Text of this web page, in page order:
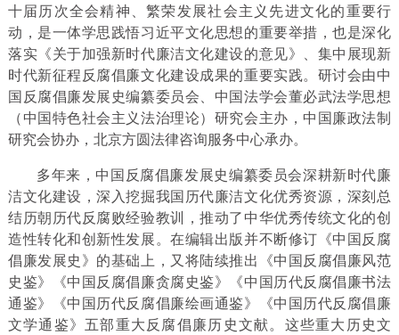
十届历次全会精神、繁荣发展社会主义先进文化的重要行
动，是一体学思践悟习近平文化思想的重要举措，也是深化
落实《关于加强新时代廉洁文化建设的意见》、集中展现新
时代新征程反腐倡廉文化建设成果的重要实践。研讨会由中
国反腐倡廉发展史编纂委员会、中国法学会董必武法学思想
（中国特色社会主义法治理论）研究会主办，中国廉政法制
研究会协办，北京方圆法律咨询服务中心承办。
多年来，中国反腐倡廉发展史编纂委员会深耕新时代廉
洁文化建设，深入挖掘我国历代廉洁文化优秀资源，深刻总
结历朝历代反腐败经验教训，推动了中华优秀传统文化的创
造性转化和创新性发展。在编辑出版并不断修订《中国反腐
倡廉发展史》的基础上，又将陆续推出《中国反腐倡廉风范
史鉴》《中国反腐倡廉贪腐史鉴》《中国历代反腐倡廉书法
通鉴》《中国历代反腐倡廉绘画通鉴》《中国历代反腐倡廉
文学通鉴》五部重大反腐倡廉历史文献。这些重大历史文